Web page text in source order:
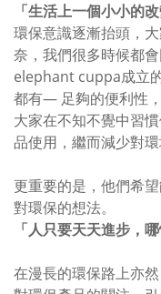
「生活上一個小小的
環保意識逐漸抬頭，
奈，我們很多時候都
elephant cuppa成立
都有— 足夠的便利性
大家在不知不覺中習
品使用，繼而減少對環
更重要的是，他們希
對環保的想法。
「人只要天天進步，
在漫長的環保路上亦